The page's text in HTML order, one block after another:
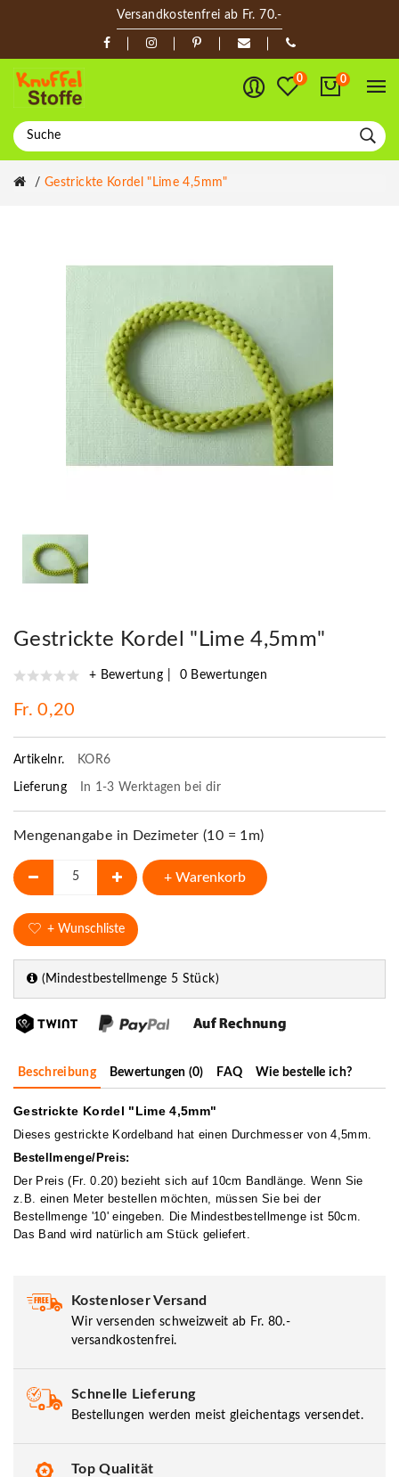
Versandkostenfrei ab Fr. 70.-
0 0
Gestrickte Kordel "Lime 4,5mm"
Gestrickte Kordel "Lime 4,5mm"
+ Bewertung 0 Bewertungen
Fr. 0,20
Artikelnr. KOR6
Lieferung In 1-3 Werktagen bei dir
Mengenangabe in Dezimeter (10 = 1m)
+ Warenkorb
+ Wunschliste
(Mindestbestellmenge 5 Stück)
Beschreibung Bewertungen (0) FAQ Wie bestelle ich?
Gestrickte Kordel "Lime 4,5mm"
Dieses gestrickte Kordelband hat einen Durchmesser von 4,5mm.
Bestellmenge/Preis:
Der Preis (Fr. 0.20) bezieht sich auf 10cm Bandlänge. Wenn Sie
z.B. einen Meter bestellen möchten, müssen Sie bei der
Bestellmenge '10' eingeben. Die Mindestbestellmenge ist 50cm.
Das Band wird natürlich am Stück geliefert.
Kostenloser Versand
Wir versenden schweizweit ab Fr. 80.-
versandkostenfrei.
Schnelle Lieferung
Bestellungen werden meist gleichentags versendet.
Top Qualität